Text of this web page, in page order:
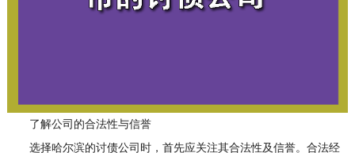
了解公司的合法性与信誉
选择哈尔滨的讨债公司时，首先应关注其合法性及信誉。合法经